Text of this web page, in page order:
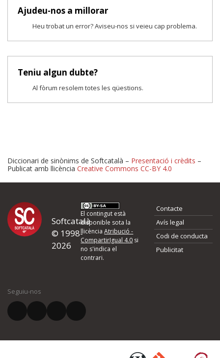
Ajudeu-nos a millorar
Heu trobat un error? Aviseu-nos si veieu cap problema.
Teniu algun dubte?
Al fòrum resolem totes les qüestions.
Proposeu-nos millores o
d'errors
Si heu trobat un error o voleu proposar alguna millora, ompliu els
quina és la millora que proposeu o l'error del qual voleu informar-
El vostre correu electrònic *
Diccionari de sinònims de Softcatalà – Presentació i crèdits –
Publicat amb llicència Creative Commons CC-BY 4.0
Softcatalà
© 1998-
2026
El contingut està
disponible sota la
llicènciaAtribució -
CompartirIgual 4.0 si
no s'indica el
contrari.
Contacte
Avís legal
Codi de conducta
Publicitat
Seguiu-nos